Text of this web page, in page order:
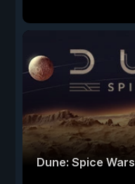
Dune: Spice Wars